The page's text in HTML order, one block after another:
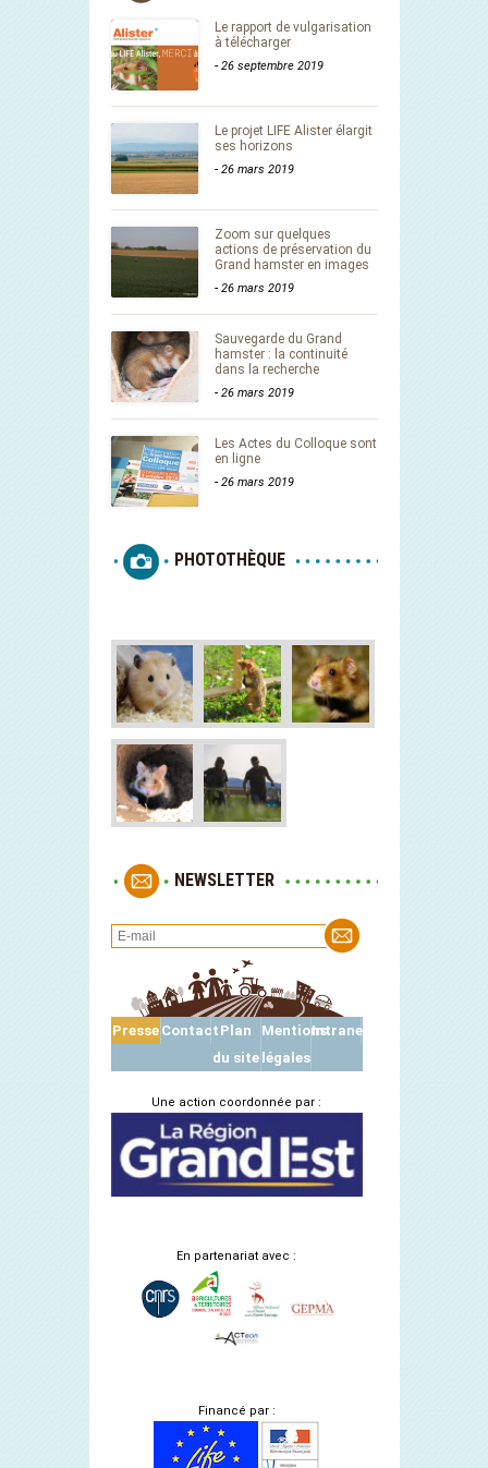
Le rapport de vulgarisation
à télécharger
- 26 septembre 2019
Le projet LIFE Alister élargit
ses horizons
- 26 mars 2019
Zoom sur quelques
actions de préservation du
Grand hamster en images
- 26 mars 2019
Sauvegarde du Grand
hamster : la continuité
dans la recherche
- 26 mars 2019
Les Actes du Colloque sont
en ligne
- 26 mars 2019
PHOTOTHÈQUE
NEWSLETTER
Presse Contact Plan
du site
Mentions
légales
Intranet
Une action coordonnée par :
En partenariat avec :
Financé par :